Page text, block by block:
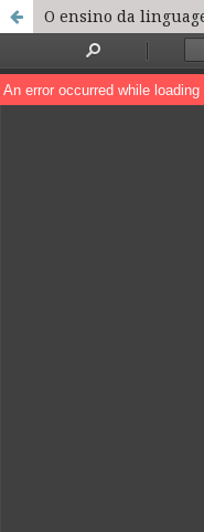
O ensino da